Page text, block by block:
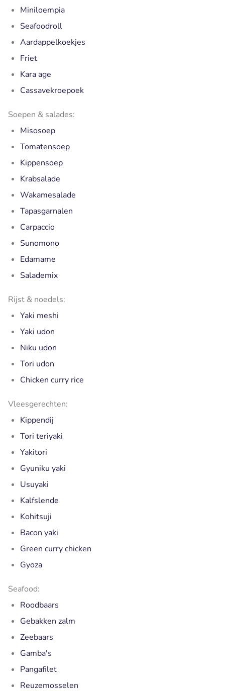
Miniloempia
Seafoodroll
Aardappelkoekjes
Friet
Kara age
Cassavekroepoek
Soepen & salades:
Misosoep
Tomatensoep
Kippensoep
Krabsalade
Wakamesalade
Tapasgarnalen
Carpaccio
Sunomono
Edamame
Salademix
Rijst & noedels:
Yaki meshi
Yaki udon
Niku udon
Tori udon
Chicken curry rice
Vleesgerechten:
Kippendij
Tori teriyaki
Yakitori
Gyuniku yaki
Usuyaki
Kalfslende
Kohitsuji
Bacon yaki
Green curry chicken
Gyoza
Seafood:
Roodbaars
Gebakken zalm
Zeebaars
Gamba's
Pangafilet
Reuzemosselen